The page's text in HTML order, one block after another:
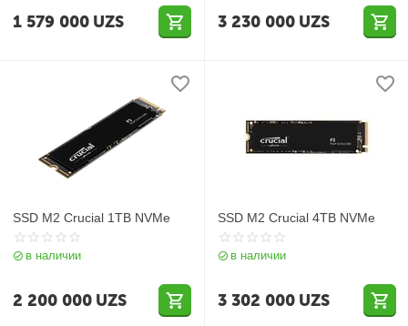
1 579 000 UZS 3 230 000 UZS
SSD M2 Crucial 1TB NVMe
в наличии
2 200 000 UZS
SSD M2 Crucial 4TB NVMe
в наличии
3 302 000 UZS